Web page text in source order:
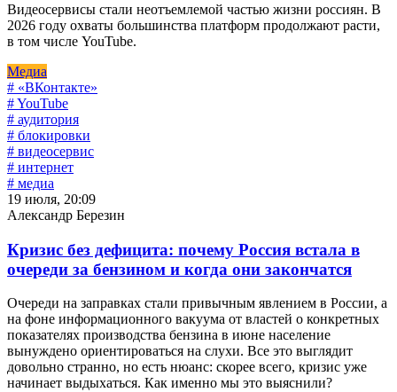
Видеосервисы стали неотъемлемой частью жизни россиян. В
2026 году охваты большинства платформ продолжают расти,
в том числе YouTube.
Медиа
# «ВКонтакте»
# YouTube
# аудитория
# блокировки
# видеосервис
# интернет
# медиа
19 июля, 20:09
Александр Березин
Кризис без дефицита: почему Россия встала в
очереди за бензином и когда они закончатся
Очереди на заправках стали привычным явлением в России, а
на фоне информационного вакуума от властей о конкретных
показателях производства бензина в июне население
вынуждено ориентироваться на слухи. Все это выглядит
довольно странно, но есть нюанс: скорее всего, кризис уже
начинает выдыхаться. Как именно мы это выяснили?